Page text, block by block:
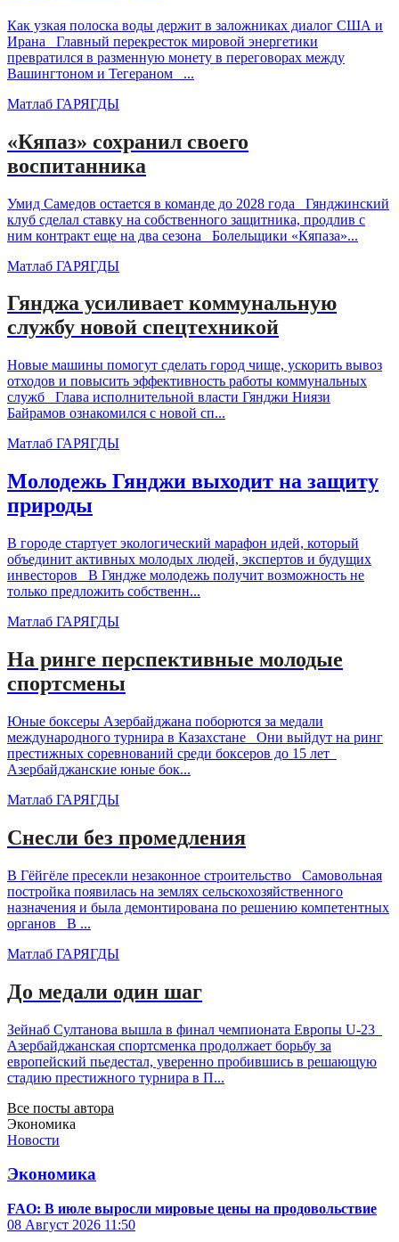
Как узкая полоска воды держит в заложниках диалог США и
Ирана Главный перекресток мировой энергетики
превратился в разменную монету в переговорах между
Вашингтоном и Тегераном ...
Матлаб ГАРЯГДЫ
«Кяпаз» сохранил своего
воспитанника
Умид Самедов остается в команде до 2028 года Гянджинский
клуб сделал ставку на собственного защитника, продлив с
ним контракт еще на два сезона Болельщики «Кяпаза»...
Матлаб ГАРЯГДЫ
Гянджа усиливает коммунальную
службу новой спецтехникой
Новые машины помогут сделать город чище, ускорить вывоз
отходов и повысить эффективность работы коммунальных
служб Глава исполнительной власти Гянджи Ниязи
Байрамов ознакомился с новой сп...
Матлаб ГАРЯГДЫ
Молодежь Гянджи выходит на защиту
природы
В городе стартует экологический марафон идей, который
объединит активных молодых людей, экспертов и будущих
инвесторов В Гяндже молодежь получит возможность не
только предложить собственн...
Матлаб ГАРЯГДЫ
На ринге перспективные молодые
спортсмены
Юные боксеры Азербайджана поборются за медали
международного турнира в Казахстане Они выйдут на ринг
престижных соревнований среди боксеров до 15 лет
Азербайджанские юные бок...
Матлаб ГАРЯГДЫ
Снесли без промедления
В Гёйгёле пресекли незаконное строительство Самовольная
постройка появилась на землях сельскохозяйственного
назначения и была демонтирована по решению компетентных
органов В ...
Матлаб ГАРЯГДЫ
До медали один шаг
Зейнаб Султанова вышла в финал чемпионата Европы U-23
Азербайджанская спортсменка продолжает борьбу за
европейский пьедестал, уверенно пробившись в решающую
стадию престижного турнира в П...
Все посты автора
Экономика
Новости
Экономика
FAO: В июле выросли мировые цены на продовольствие
08 Август 2026 11:50